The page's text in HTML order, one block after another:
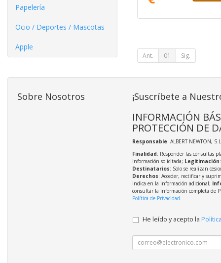
Papelería
Ocio / Deportes / Mascotas
Apple
Ant. 01 Sig.
Sobre Nosotros ¡Suscríbete a
INFORMACIÓN
PROTECCIÓN DE
Responsable: ALBERT NEWTON,
Finalidad: Responder las consultas
información solicitada; Legitimación
Destinatarios: Solo se realizan
Derechos: Acceder, rectificar y
indica en la información adicional;
consultar la información completa de
Política de Privacidad.
He leído y acepto la